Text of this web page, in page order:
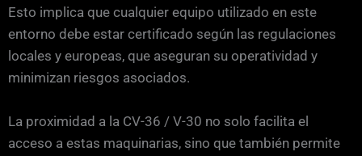
Esto implica que cualquier equipo utilizado en este
entorno debe estar certificado según las regulaciones
locales y europeas, que aseguran su operatividad y
minimizan riesgos asociados.
La proximidad a la CV-36 / V-30 no solo facilita el
acceso a estas maquinarias, sino que también permite